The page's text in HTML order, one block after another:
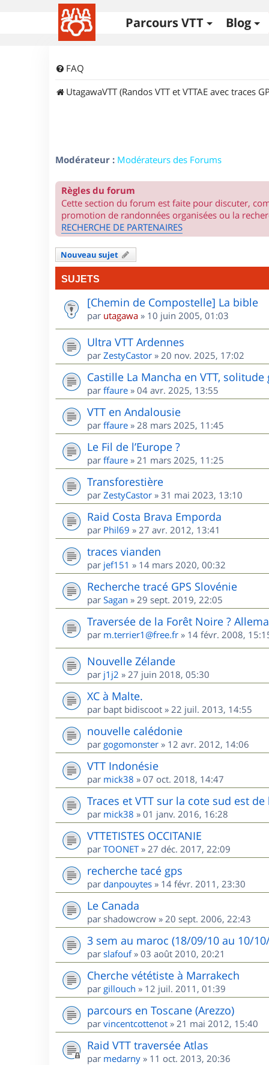
Parcours VTT Blog
FAQ
UtagawaVTT (Randos VTT et VTTAE avec traces
Modérateur : Modérateurs des Forums
Règles du forum
Cette section du forum est faite pour discuter,
promotion de randonnées organisées ou la
RECHERCHE DE PARTENAIRES
Nouveau sujet
SUJETS
[Chemin de Compostelle] La bible
par utagawa » 10 juin 2005, 01:03
Ultra VTT Ardennes
par ZestyCastor » 20 nov. 2025, 17:02
Castille La Mancha en VTT, solitude
par ffaure » 04 avr. 2025, 13:55
VTT en Andalousie
par ffaure » 28 mars 2025, 11:45
Le Fil de l’Europe ?
par ffaure » 21 mars 2025, 11:25
Transforestière
par ZestyCastor » 31 mai 2023, 13:10
Raid Costa Brava Emporda
par Phil69 » 27 avr. 2012, 13:41
traces vianden
par jef151 » 14 mars 2020, 00:32
Recherche tracé GPS Slovénie
par Sagan » 29 sept. 2019, 22:05
Traversée de la Forêt Noire ?
par m.terrier1@free.fr » 14 févr. 2008,
Nouvelle Zélande
par j1j2 » 27 juin 2018, 05:30
XC à Malte.
par bapt bidiscoot » 22 juil. 2013, 14:55
nouvelle calédonie
par gogomonster » 12 avr. 2012, 14:06
VTT Indonésie
par mick38 » 07 oct. 2018, 14:47
Traces et VTT sur la cote sud est de
par mick38 » 01 janv. 2016, 16:28
VTTETISTES OCCITANIE
par TOONET» 27 déc. 2017, 22:09
recherche tacé gps
par danpouytes » 14 févr. 2011, 23:30
Le Canada
par shadowcrow » 20 sept. 2006, 22:43
3 sem au maroc (18/09/10 au 10/
par slafouf» 03 août 2010, 20:21
Cherche vététiste à Marrakech
par gillouch » 12 juil. 2011, 01:39
parcours en Toscane (Arezzo)
par vincentcottenot » 21 mai 2012, 15:40
Raid VTT traversée Atlas
par medarny » 11 oct. 2013, 20:36